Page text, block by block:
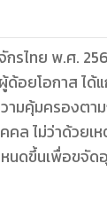
รไทย พ.ศ.
า 27 บัญญัติว่า “บุคคลย่อ
ามคุ้มครองตา
ล ไม่ว่าด้วยเ
หนดขึ้นเพื่อขจั
อคุ้มครองหรือ